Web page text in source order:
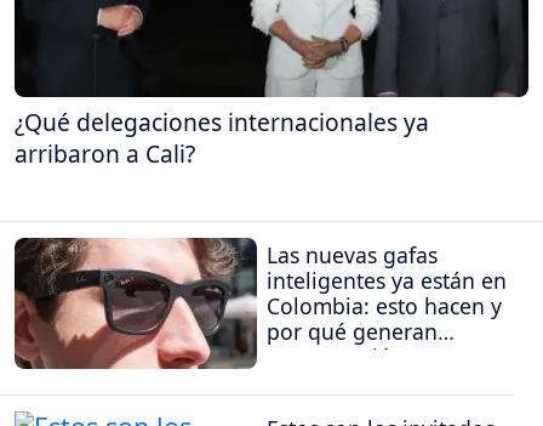
¿Qué delegaciones internacionales ya
arribaron a Cali?
Las nuevas gafas
inteligentes ya están en
Colombia: esto hacen y
por qué generan
preocupación